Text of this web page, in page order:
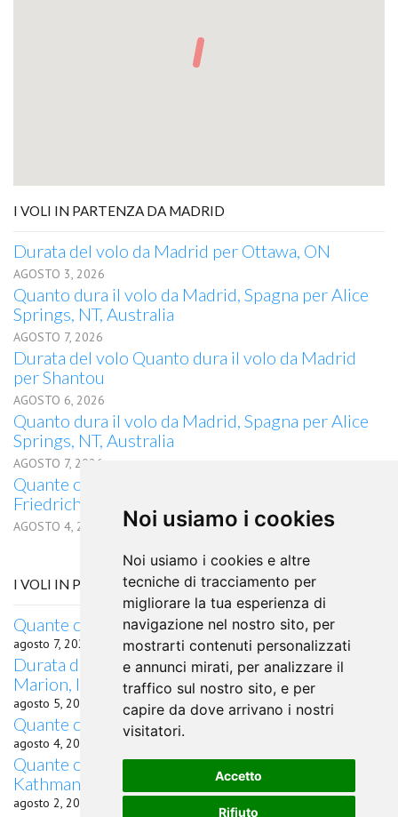
Noi usiamo i cookies
Noi usiamo i cookies e altre
tecniche di tracciamento per
migliorare la tua esperienza di
navigazione nel nostro sito, per
mostrarti contenuti personalizzati
e annunci mirati, per analizzare il
traffico sul nostro sito, e per
capire da dove arrivano i nostri
visitatori.
Accetto
Rifiuto
I VOLI IN PARTENZA DA MADRID
Durata del volo da Madrid per Ottawa, ON
AGOSTO 3, 2026
Quanto dura il volo da Madrid, Spagna per Alice
Springs, NT, Australia
AGOSTO 7, 2026
Durata del volo Quanto dura il volo da Madrid
per Shantou
AGOSTO 6, 2026
Quanto dura il volo da Madrid, Spagna per Alice
Springs, NT, Australia
AGOSTO 7, 2026
Quante ore di volo occorrono da Madrid a
Friedrichshafen?
AGOSTO 4, 2026
I VOLI IN PARTENZA DA NANTES
Quante ore di volo occorrono da Nantes a Osaka?
agosto 7, 2026
Durata del volo Quanto dura il volo da Nantes per
Marion, IL
agosto 5, 2026
Quante ore di volo da Nantes a Genova?
agosto 4, 2026
Quante ore di volo occorrono da Nantes a
Kathmandu?
agosto 2, 2026